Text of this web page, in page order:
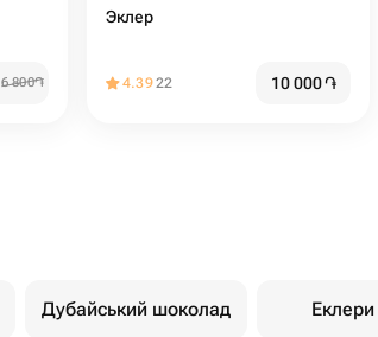
6 800֏
Эклер
4.3922 10 000֏
Дубайський шоколад Еклери